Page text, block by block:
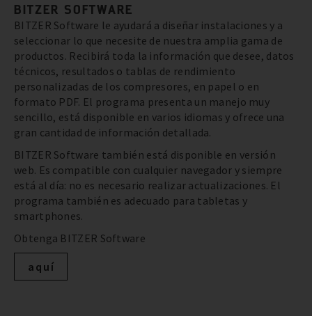
BITZER SOFTWARE
BITZER Software le ayudará a diseñar instalaciones y a
seleccionar lo que necesite de nuestra amplia gama de
productos. Recibirá toda la información que desee, datos
técnicos, resultados o tablas de rendimiento
personalizadas de los compresores, en papel o en
formato PDF. El programa presenta un manejo muy
sencillo, está disponible en varios idiomas y ofrece una
gran cantidad de información detallada.
BITZER Software también está disponible en versión
web. Es compatible con cualquier navegador y siempre
está al día: no es necesario realizar actualizaciones. El
programa también es adecuado para tabletas y
smartphones.
Obtenga BITZER Software
aquí